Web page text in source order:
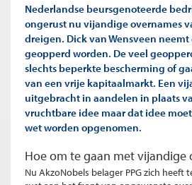
Nederlandse beursgenoteerde
ongerust nu vijandige overnames
dreigen. Dick van Wensveen
geopperd worden. De veel
slechts beperkte bescherming of
van een vrije kapitaalmarkt. Een
uitgebracht in aandelen in plaats
vruchtbare idee maar dat idee
wet worden opgenomen.
Hoe om te gaan met vijandige
Nu AkzoNobels belager PPG zich heeft